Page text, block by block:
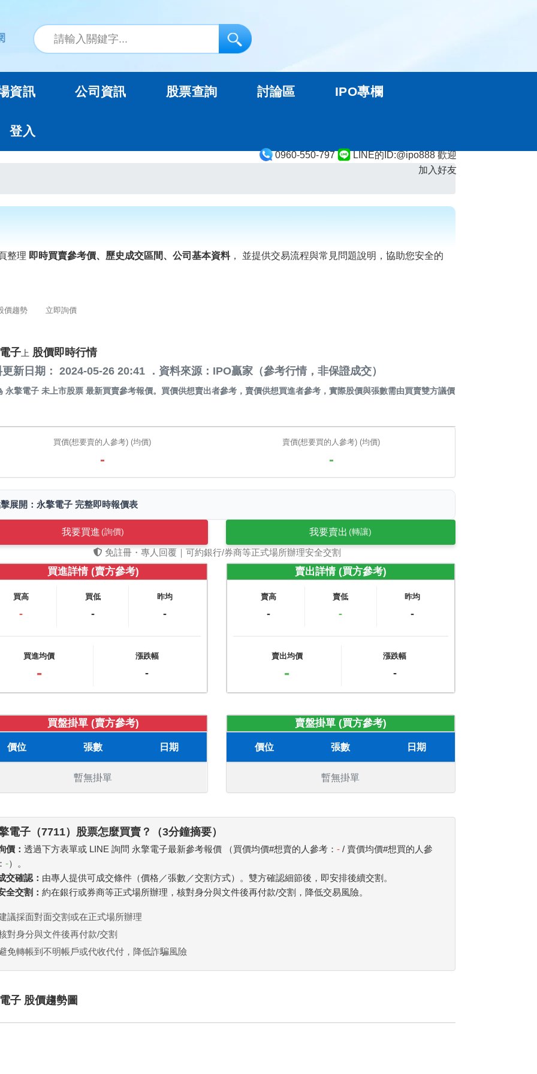
0960-550-797
LINE的ID:@ipo888 歡迎
加入好友
資訊 公司資訊 股票查詢 討論區 IPO專欄
登入
整理 即時買賣參考價、歷史成交區間、公司基本資料， 並提供交易流程與常見問題說明，協助您安全的
價趨勢 立即詢價
子 上 股價即時行情
更新日期： 2024-05-26 20:41 ．資料來源：IPO贏家（參考行情，非保證成交）
永擎電子 未上市股票 最新買賣參考報價。買價供想賣出者參考，賣價供想買進者參考，實際股價與張數需由買賣雙方議價
買價(想要賣的人參考) (均價)
-
賣價(想要買的人參考) (均價)
-
展開：永擎電子 完整即時報價表
我要買進 (詢價) 我要賣出 (轉讓)
免註冊・專人回覆｜可約銀行/券商等正式場所辦理安全交割
買進詳情 (賣方參考)
買高
-
買低
-
昨均
-
買進均價
-
漲跌幅
-
賣出詳情 (買方參考)
賣高
-
賣低
-
昨均
-
賣出均價
-
漲跌幅
-
買盤掛單 (賣方參考)
價位 張數 日期
暫無掛單
賣盤掛單 (買方參考)
價位 張數 日期
暫無掛單
電子（7711）股票怎麼買賣？（3分鐘摘要）
價：透過下方表單或 LINE 詢問 永擎電子最新參考報價 （買價均價#想賣的人參考：- / 賣價均價#想買的人參
-）。
交確認： 由專人提供可成交條件（價格／張數／交割方式）。雙方確認細節後，即安排後續交割。
全交割：約在銀行或券商等正式場所辦理，核對身分與文件後再付款/交割，降低交易風險。
議採面對面交割或在正式場所辦理
對身分與文件後再付款/交割
免轉帳到不明帳戶或代收代付，降低詐騙風險
子 股價趨勢圖